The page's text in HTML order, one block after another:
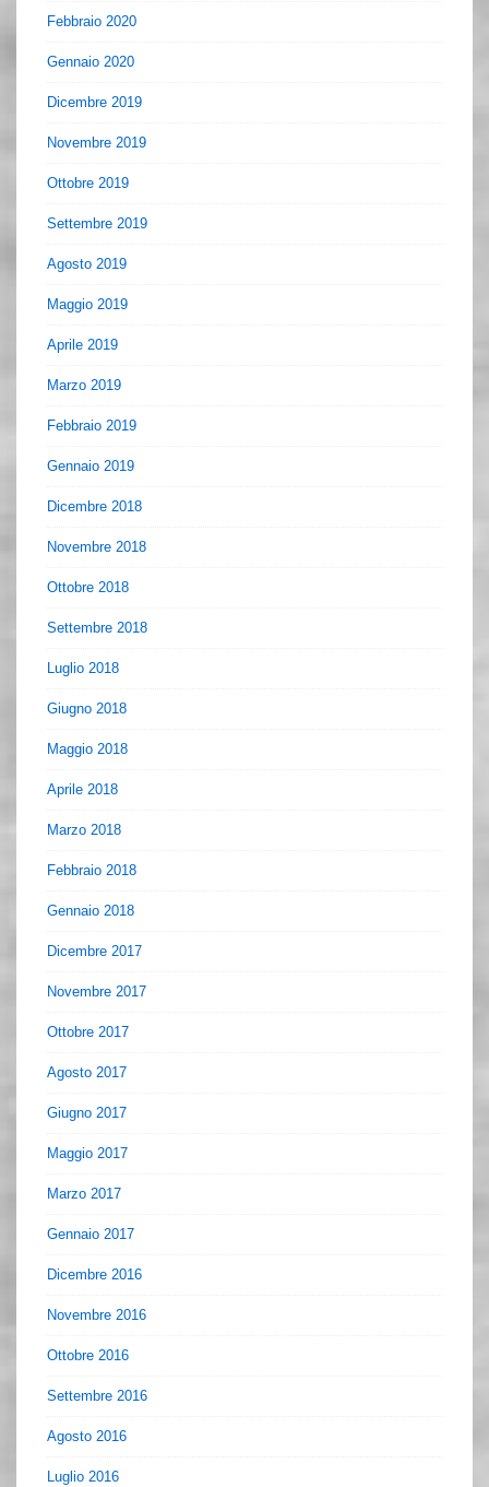
Febbraio 2020
Gennaio 2020
Dicembre 2019
Novembre 2019
Ottobre 2019
Settembre 2019
Agosto 2019
Maggio 2019
Aprile 2019
Marzo 2019
Febbraio 2019
Gennaio 2019
Dicembre 2018
Novembre 2018
Ottobre 2018
Settembre 2018
Luglio 2018
Giugno 2018
Maggio 2018
Aprile 2018
Marzo 2018
Febbraio 2018
Gennaio 2018
Dicembre 2017
Novembre 2017
Ottobre 2017
Agosto 2017
Giugno 2017
Maggio 2017
Marzo 2017
Gennaio 2017
Dicembre 2016
Novembre 2016
Ottobre 2016
Settembre 2016
Agosto 2016
Luglio 2016